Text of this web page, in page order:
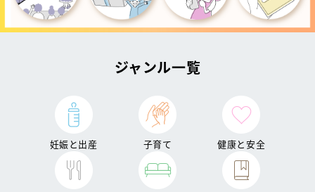
ジャンル一覧
妊娠と出産 子育て 健康と安全